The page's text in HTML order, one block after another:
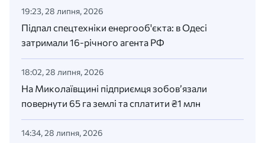
19:23, 28 липня, 2026
Підпал спецтехніки енергооб'єкта: в Одесі
затримали 16-річного агента РФ
18:02, 28 липня, 2026
На Миколаївщині підприємця зобов’язали
повернути 65 га землі та сплатити ₴1 млн
14:34, 28 липня, 2026